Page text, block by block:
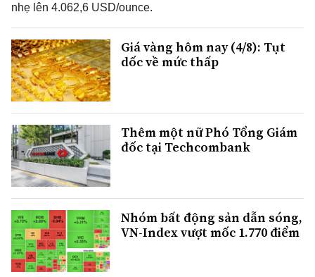
nhẹ lên 4.062,6 USD/ounce.
Giá vàng hôm nay (4/8): Tụt
dốc về mức thấp
Thêm một nữ Phó Tổng Giám
đốc tại Techcombank
Nhóm bất động sản dẫn sóng,
VN-Index vượt mốc 1.770 điểm